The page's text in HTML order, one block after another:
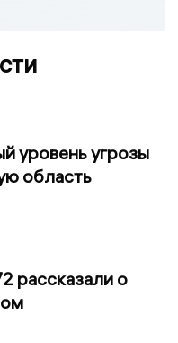
уровень угрозы
область
рассказали о